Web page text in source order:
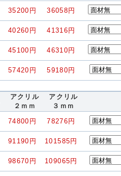
35200円 36058円
40260円 41316円
45100円 46310円
57420円 59180円
アクリル
２ｍｍ
アクリル
３ｍｍ
74800円 78276円
91190円 101585円
98670円 109065円